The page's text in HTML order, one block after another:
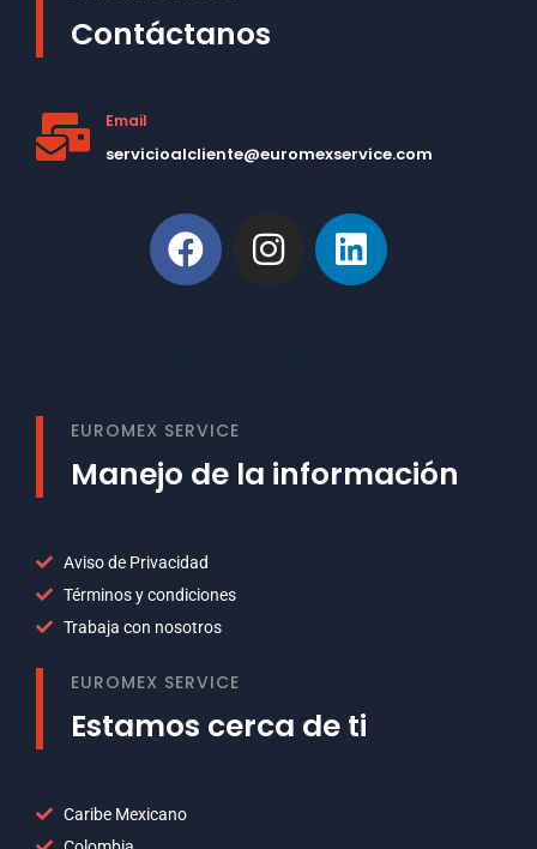
Contáctanos
Email
servicioalcliente@euromexservice.com
EUROMEX SERVICE
Manejo de la información
Aviso de Privacidad
Términos y condiciones
Trabaja con nosotros
EUROMEX SERVICE
Estamos cerca de ti
Caribe Mexicano